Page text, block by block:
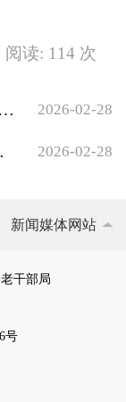
阅读: 114 次
2026-02-28
2026-02-28
新闻媒体网站
干部局
号